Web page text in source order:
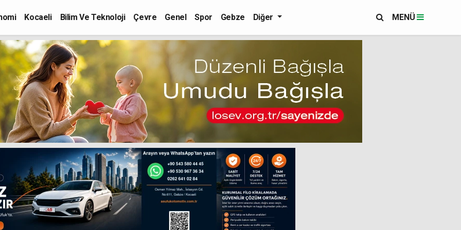
Kocaeli Bilim Ve Teknoloji Çevre Genel Spor Gebze Diğer MENÜ